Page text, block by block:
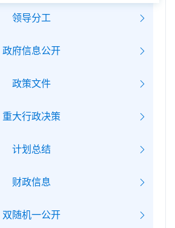
领导分工
政府信息公开
政策文件
重大行政决策
计划总结
财政信息
双随机一公开